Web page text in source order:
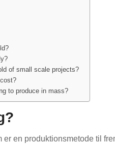
of small scale projects?
to produce in mass?
er en produktionsmetode til